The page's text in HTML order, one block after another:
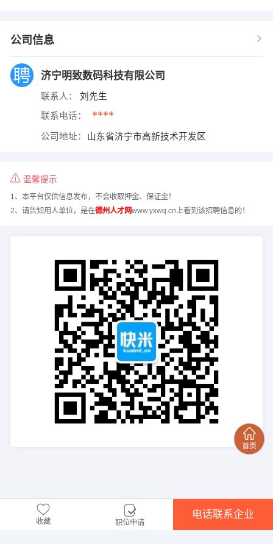
公司信息
济宁明致数码科技有限公司
联系人： 刘先生
联系电话： ****
公司地址： 山东省济宁市高新技术开发区
温馨提示
1、本平台仅供信息发布，不会收取押金、保证金！
2、请告知用人单位，是在德州人才网www.yxwq.cn上看到该招聘信息的！
收藏 职位申请
电话联系企业